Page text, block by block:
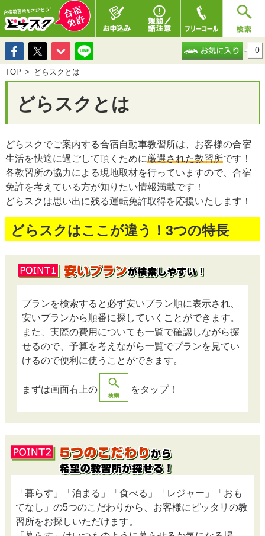
0
TOP どらスクとは
どらスクとは
どらスクでご案内する合宿自動車教習所は、お客様の合宿
生活を快適に過ごして頂くために厳選された教習所です！
各教習所の協力による現地取材を行っていますので、合宿
免許を考えている方が知りたい情報満載です！
どらスクは思い出に残る運転免許取得を応援いたします！
どらスクはここが違う！3つの特長
プランを検索すると必ず安いプラン順に表示され、
安いプランから順番に探していくことができます。
また、実際の費用についても一覧で確認しながら探
せるので、予算を考えながら一覧でプランを見てい
けるので便利に使うことができます。
まずは画面右上の をタップ！
「暮らす」「泊まる」「食べる」「レジャー」「おも
てなし」の5つのこだわりから、お客様にピッタリの教
習所をお探しいただけます。